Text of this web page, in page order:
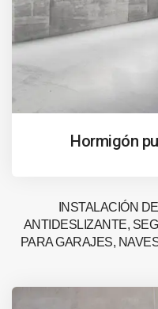
Hormigón
INSTALACIÓN
ANTIDESLIZANTE,
PARA GARAJES,